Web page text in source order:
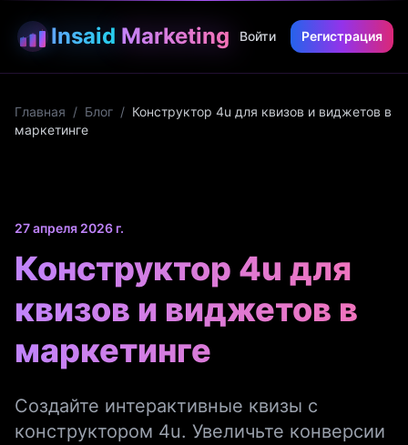
Insaid Marketing Войти Регистрация
Главная / Блог / Конструктор 4u для квизов и виджетов в
маркетинге
27 апреля 2026 г.
Конструктор 4u для
квизов и виджетов в
маркетинге
Создайте интерактивные квизы с
конструктором 4u. Увеличьте конверсии